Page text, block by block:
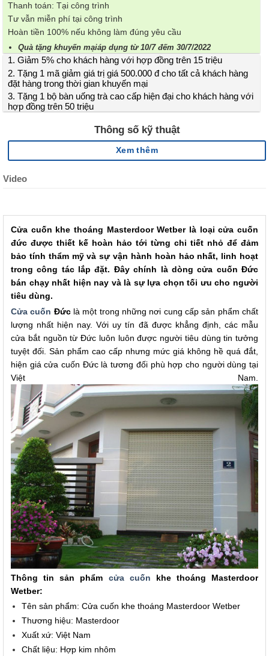
Thanh toán: Tại công trình
Tư vẫn miễn phí tại công trình
Hoàn tiền 100% nếu không làm đúng yêu cầu
Quà tặng khuyến mạiáp dụng từ 10/7 đếm 30/7/2022
1. Giảm 5% cho khách hàng với hợp đồng trên 15 triệu
2. Tặng 1 mã giảm giá trị giá 500.000 đ cho tất cả khách hàng
đặt hàng trong thời gian khuyến mại
3. Tặng 1 bộ bàn uống trà cao cấp hiện đại cho khách hàng với
hợp đồng trên 50 triệu
Thông số kỹ thuật
Xem thêm
Video
Cửa cuốn khe thoáng Masterdoor Wetber là loại cửa cuốn
đức được thiết kế hoàn hảo tới từng chi tiết nhỏ để đảm
bảo tính thẩm mỹ và sự vận hành hoàn hảo nhất, linh hoạt
trong công tác lắp đặt. Đây chính là dòng cửa cuốn Đức
bán chạy nhất hiện nay và là sự lựa chọn tối ưu cho người
tiêu dùng.
Cửa cuốn Đứclà một trong những nơi cung cấp sản phẩm chất
lượng nhất hiện nay. Với uy tín đã được khẳng định, các mẫu
cửa bắt nguồn từ Đức luôn luôn được người tiêu dùng tin tưởng
tuyệt đối. Sản phẩm cao cấp nhưng mức giá không hề quá đắt,
hiện giá cửa cuốn Đức là tương đối phù hợp cho người dùng tại
Việt Nam.
Thông tin sản phẩm cửa cuốn khe thoáng Masterdoor
Wetber:
Tên sản phẩm: Cửa cuốn khe thoáng Masterdoor Wetber
Thương hiệu: Masterdoor
Xuất xứ: Việt Nam
Chất liệu: Hợp kim nhôm